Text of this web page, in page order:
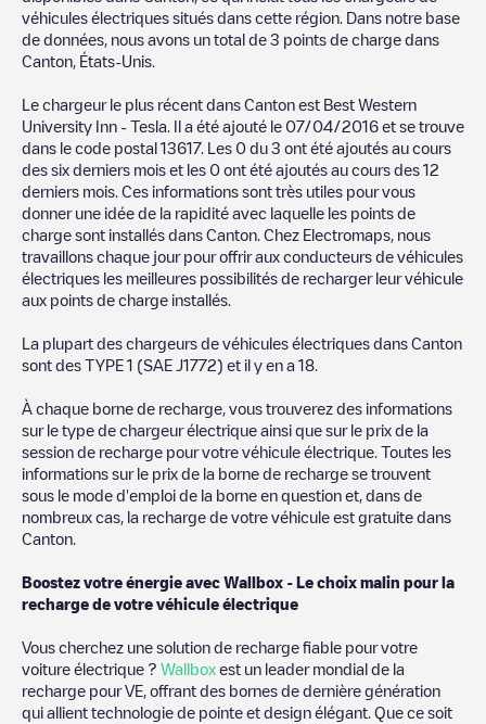
véhicules électriques situés dans cette région. Dans notre base
de données, nous avons un total de 3 points de charge dans
Canton États-Unis
Le chargeur le plus récent dans Canton est Best Western
University Inn - Tesla . Il a été ajouté le 07/04/2016 et se trouve
dans le code postal 13617. Les 0 du 3 ont été ajoutés au cours
des six derniers mois et les 0 ont été ajoutés au cours des 12
derniers mois. Ces informations sont très utiles pour vous
donner une idée de la rapidité avec laquelle les points de
charge sont installés dans Canton . Chez Electromaps, nous
travaillons chaque jour pour offrir aux conducteurs de véhicules
électriques les meilleures possibilités de recharger leur véhicule
aux points de charge installés.
La plupart des chargeurs de véhicules électriques dans Canton
sont des TYPE 1 (SAE J1772) et il y en a 18
À chaque borne de recharge, vous trouverez des informations
sur le type de chargeur électrique ainsi que sur le prix de la
session de recharge pour votre véhicule électrique. Toutes les
informations sur le prix de la borne de recharge se trouvent
sous le mode d'emploi de la borne en question et, dans de
nombreux cas, la recharge de votre véhicule est gratuite dans
Canton
Boostez votre énergie avec Wallbox - Le choix malin pour la
recharge de votre véhicule électrique
Vous cherchez une solution de recharge fiable pour votre
voiture électrique ? Wallbox est un leader mondial de la
recharge pour VE, offrant des bornes de dernière génération
qui allient technologie de pointe et design élégant. Que ce soit